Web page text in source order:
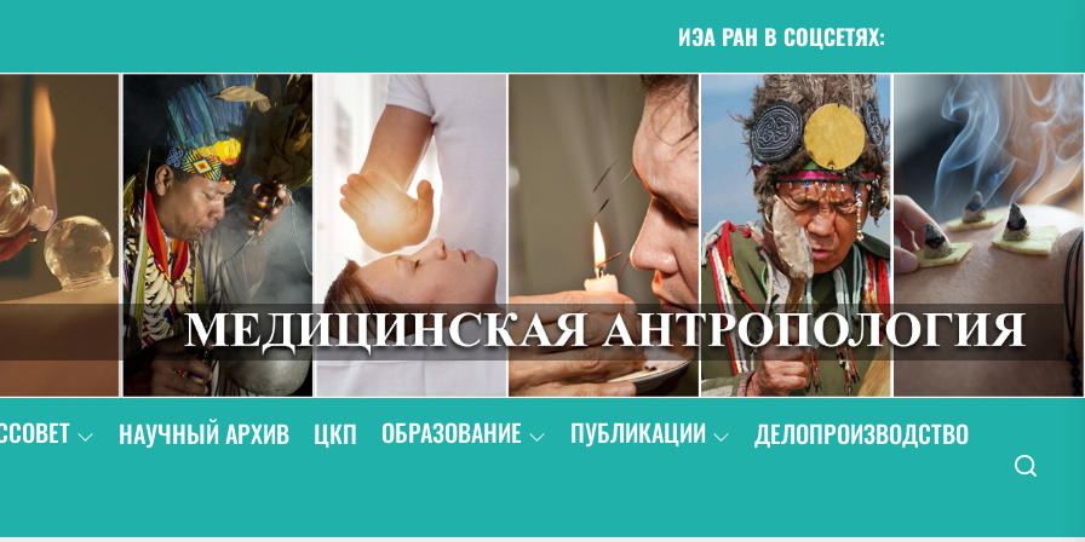
ИЭА РАН В СОЦСЕТЯХ:
НАУЧНЫЙ АРХИВ ЦКП ОБРАЗОВАНИЕ ПУБЛИКАЦИИ
ДЕЛОПРОИЗВОДСТВО